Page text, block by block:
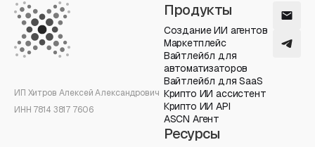
ИП Хитров Алексей Александрович
ИНН 7814 3817 7606
Продукты
Создание ИИ агентов
Маркетплейс
Вайтлейбл для
автоматизаторов
Вайтлейбл для SaaS
Крипто ИИ ассистент
Крипто ИИ API
ASCN Агент
Ресурсы